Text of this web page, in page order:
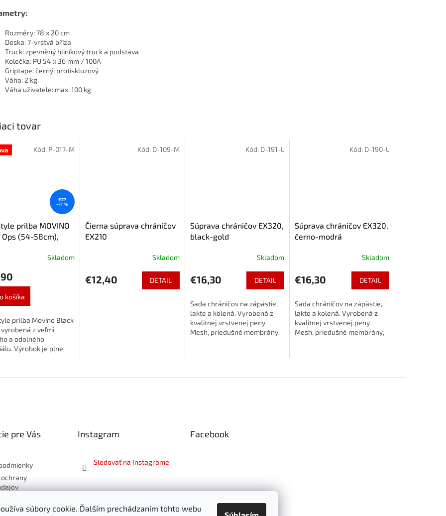
súbory cookie. Ďalším prechádzaním tohto webu
Rozměry: 78 x 20 cm
Deska: 7-vrstvá bříza
Truck: zpevněný hliníkový truck a podstava
Kolečka: PU 54 x 36 mm / 100A
Griptape: černý, protiskluzový
Váha: 2 kg
Váha uživatele: max. 100 kg
tovar
€27
–11 %
prilba MOVINO
Ops (54-58cm),
Skladom
košíka
prilba Movino Black
vyrobená z veľmi
a odolného
Výrobok je plne
Kód: P-017-M
Čierna súprava chráničov
EX210
Skladom
€12,40 DETAIL
Kód: D-109-M
Súprava chráničov EX320,
black-gold
Skladom
€16,30 DETAIL
Sada chráničov na zápästie,
lakte a kolená. Vyrobená z
kvalitnej vrstvenej peny
Mesh, priedušné membrány,
Kód: D-191-L
Súprava chráničov EX320,
černo-modrá
Skladom
€16,30 DETAIL
Sada chráničov na zápästie,
lakte a kolená. Vyrobená z
kvalitnej vrstvenej peny
Mesh, priedušné membrány,
Kód: D-190-L
pre Vás
ochrany
Instagram
Sledovať na Instagrame
Facebook